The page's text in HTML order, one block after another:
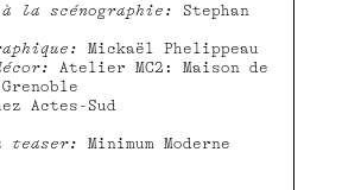
la scénographie:
Stephan
Mickaël Phelippeau
Atelier MC2: Maison de
Actes-Sud
teaser: Minimum Moderne